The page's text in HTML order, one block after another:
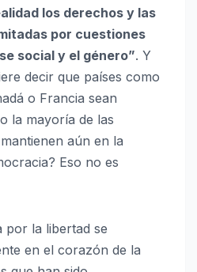
los derechos y las
por cuestiones
social y el género”. Y
decir que países como
o Francia sean
la mayoría de las
aún en la
Eso no es
por la libertad se
en el corazón de la